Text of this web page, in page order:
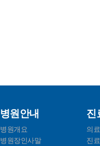
병원안내
병원개요
병원장인사말
진
의
진